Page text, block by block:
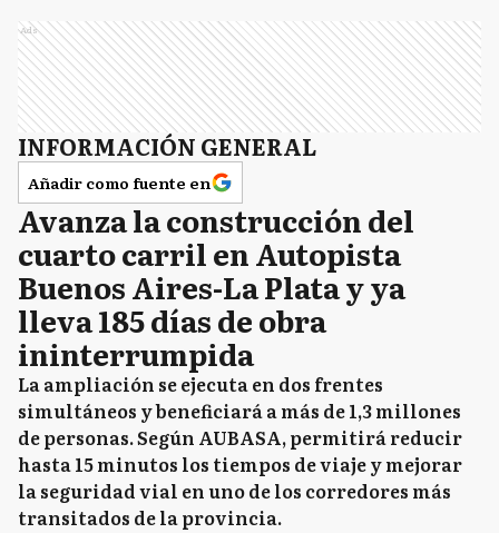
Ads
INFORMACIÓN GENERAL
Añadir como fuente en
Avanza la construcción del
cuarto carril en Autopista
Buenos Aires-La Plata y ya
lleva 185 días de obra
ininterrumpida
La ampliación se ejecuta en dos frentes
simultáneos y beneficiará a más de 1,3 millones
de personas. Según AUBASA, permitirá reducir
hasta 15 minutos los tiempos de viaje y mejorar
la seguridad vial en uno de los corredores más
transitados de la provincia.